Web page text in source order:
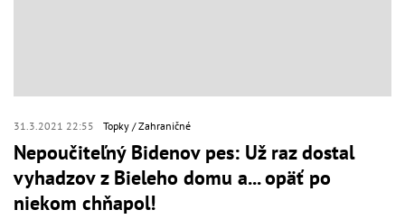
31.3.2021 22:55 Topky Zahraničné
Nepoučiteľný Bidenov pes: Už raz dostal
vyhadzov z Bieleho domu a... opäť po
niekom chňapol!